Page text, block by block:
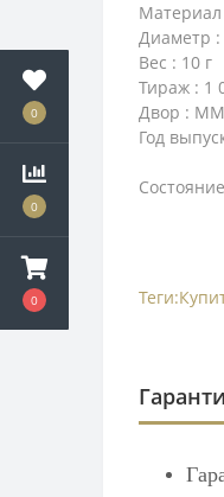
0
0
0
Диаметр
Вес : 10 г
Тираж : 1
Двор :
Год
Теги: